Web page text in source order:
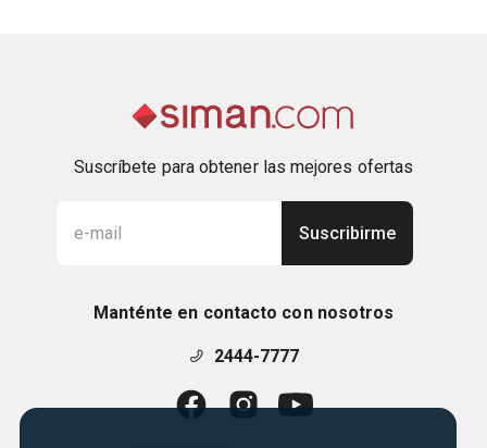
Suscríbete para obtener las mejores ofertas
Suscribirme
Manténte en contacto con nosotros
2444-7777